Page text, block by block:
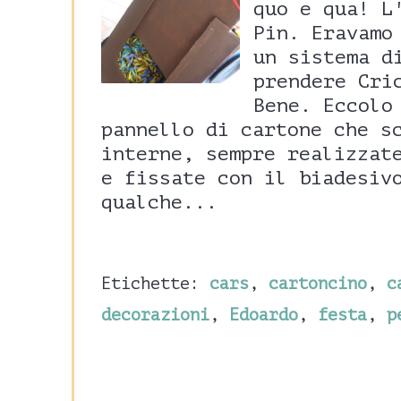
quo e qua!
Pin.
un sistema
prendere
Bene.
pannello di cartone che
interne, sempre
e fissate con il
qualche...
Etichette: cars , cartoncino ,
decorazioni , Edoardo , festa ,